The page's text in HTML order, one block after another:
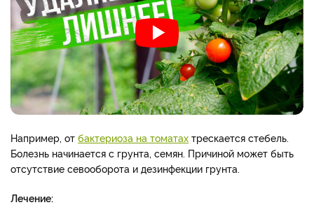
Например, от бактериоза на томатах трескается стебель.
Болезнь начинается с грунта, семян. Причиной может быть
отсутствие севооборота и дезинфекции грунта.
Лечение: